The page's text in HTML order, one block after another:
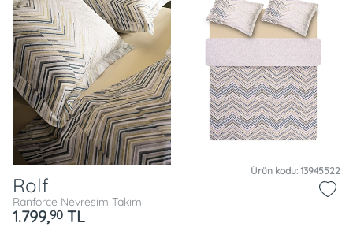
Ürün kodu: 13945522
Rolf
Ranforce Nevresim Takımı
1.799,90 TL